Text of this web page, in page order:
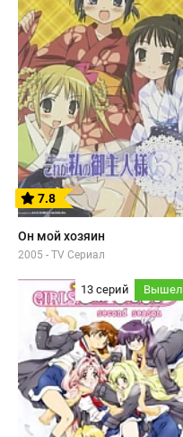
7.8
Он мой хозяин
2005 - TV Сериал
13 серий Вышел